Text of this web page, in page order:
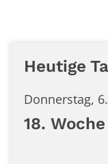
Heutige
Donnerstag,
18.